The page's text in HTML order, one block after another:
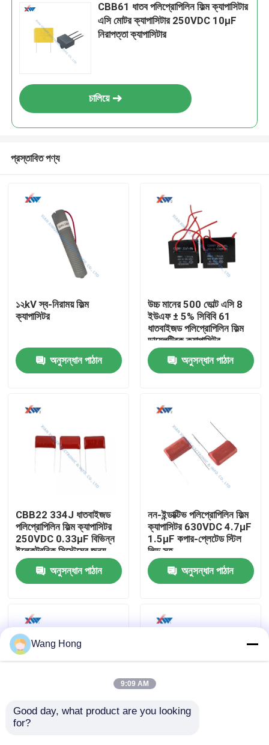
পণ্য
আমাদের সম্পর্কে
কারখানা ভ্রমণ
মান নিয়ন্ত্রণ
যোগাযোগ করুন
উদ্ধৃতির জন্য আবেদন
CBB61 ধাতব পলিপ্রোপিলিন ফিল্ম ক্যাপাসিটার
এসি মোটর ক্যাপাসিটার 250VDC 10μF
নিরাপত্তা ক্যাপাসিটার
চালিয়ে
প্রস্তাবিত পণ্য
১২kV স্ব-নিরাময় ফিল্ম
ক্যাপাসিটর
অনুসন্ধান পাঠান
উচ্চ মানের 500 ভোল্ট এসি 8
ইউএফ ± 5% সিবিবি 61
ধাতবাইজড পলিপ্রোপিলিন ফিল্ম
ডায়েলক্ট্রিক ক্যাপাসিটর
অনুসন্ধান পাঠান
CBB22 334J ধাতবাইজড
পলিপ্রোপিলিন ফিল্ম ক্যাপাসিটর
250VDC 0.33μF বিভিন্ন
ইলেকট্রনিক সিস্টেমের জন্য
অনুসন্ধান পাঠান
নন-ইন্ডাক্টিভ পলিপ্রোপিলিন ফিল্ম
ক্যাপাসিটর 630VDC 4.7μF
1.5μF কপার-প্লেটেড স্টিল
লিড সহ
অনুসন্ধান পাঠান
পলিপ্রোপিলিন ফিল্ম ক্যাপাসিটর
Wang Hong
9:09 AM
Good day, what product are you looking
for?